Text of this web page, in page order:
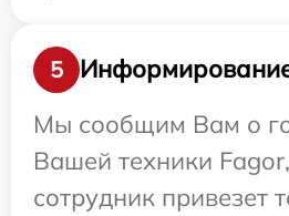
5
Мы сообщим Вам о
Вашей техники
сотрудник привезет